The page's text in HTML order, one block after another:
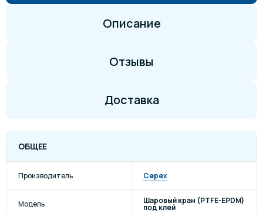
Описание
Отзывы
Доставка
ОБЩЕЕ
Производитель Cepex
Модель Шаровый кран (PTFE-EPDM)
под клей